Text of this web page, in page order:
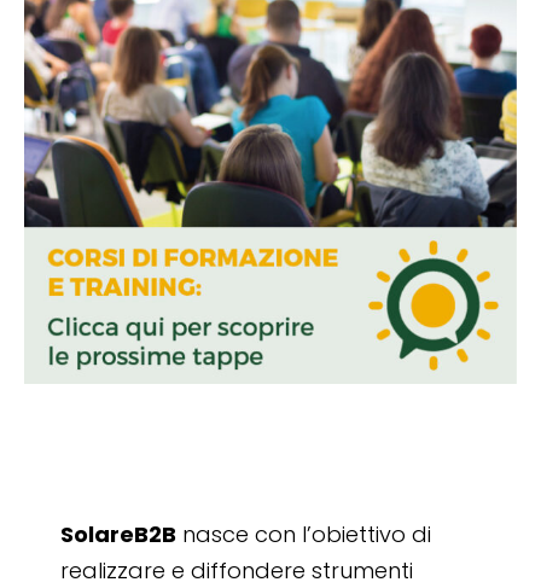
SolareB2B nasce con l’obiettivo di
realizzare e diffondere strumenti